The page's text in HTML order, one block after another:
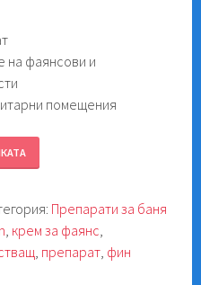
на фаянсови и
помещения
Препарати за баня
, крем за фаянс,
, препарат, фин